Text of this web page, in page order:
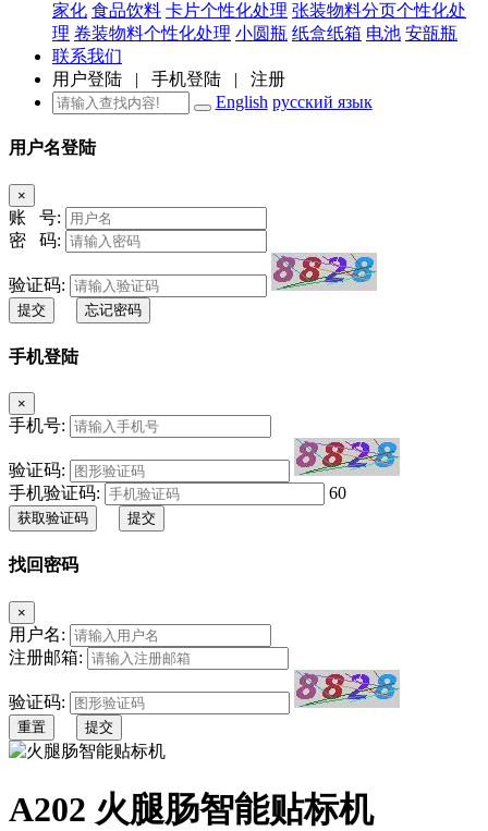
家化 食品饮料 卡片个性化处理 张装物料分页个性化处
理 卷装物料个性化处理 小圆瓶 纸盒纸箱 电池 安瓿瓶
联系我们
用户登陆 | 手机登陆 | 注册
English русский язык
用户名登陆
×
账 号:
密 码:
验证码:
提交 忘记密码
手机登陆
×
手机号:
验证码:
手机验证码:
60
获取验证码 提交
找回密码
×
用户名:
注册邮箱:
验证码:
重置 提交
A202 火腿肠智能贴标机